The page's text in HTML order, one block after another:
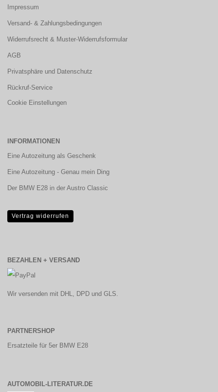
Impressum
Versand- & Zahlungsbedingungen
Widerrufsrecht & Muster-Widerrufsformular
AGB
Privatsphäre und Datenschutz
Rückruf-Service
Cookie Einstellungen
INFORMATIONEN
Eine Autozeitung als Geschenk
Eine Autozeitung - Genau mein Ding
Der BMW E28 in der Austro Classic
Vertrag widerrufen
BEZAHLEN + VERSAND
Wir versenden mit DHL, DPD und GLS.
PARTNERSHOP
Ersatzteile für 5er BMW E28
AUTOMOBIL-LITERATUR.DE